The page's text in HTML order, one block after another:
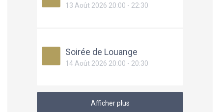
13 Août 2026 20:00 - 22:30
Soirée de Louange
14 Août 2026 20:00 - 20:30
Afficher plus